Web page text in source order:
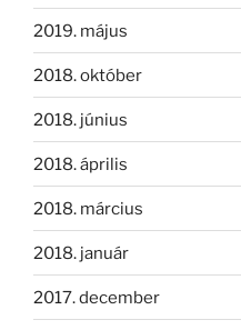
2019. május
2018. október
2018. június
2018. április
2018. március
2018. január
2017. december